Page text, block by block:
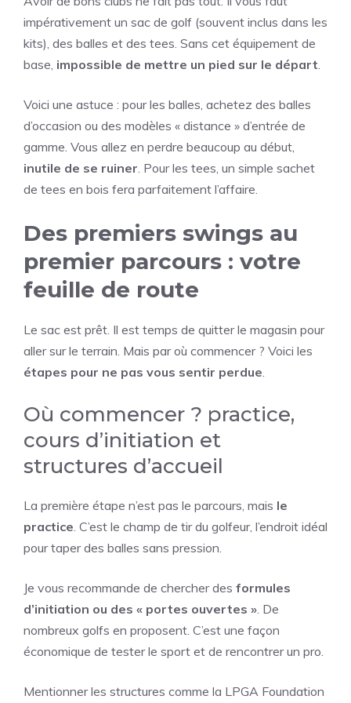
impérativement un sac de golf (souvent inclus dans les
kits), des balles et des tees. Sans cet équipement de
base, impossible de mettre un pied sur le départ
Voici une astuce : pour les balles, achetez des balles
d’occasion ou des modèles « distance » d’entrée de
gamme. Vous allez en perdre beaucoup au début,
inutile de se ruiner . Pour les tees, un simple sachet
de tees en bois fera parfaitement l’affaire.
Des premiers swings au
premier parcours : votre
feuille de route
Le sac est prêt. Il est temps de quitter le magasin pour
aller sur le terrain. Mais par où commencer ? Voici les
étapes pour ne pas vous sentir perdue
Où commencer ? practice,
cours d’initiation et
structures d’accueil
La première étape n’est pas le parcours, mais le
practice . C’est le champ de tir du golfeur, l’endroit idéal
pour taper des balles sans pression.
Je vous recommande de chercher des formules
d’initiation ou des « portes ouvertes » . De
nombreux golfs en proposent. C’est une façon
économique de tester le sport et de rencontrer un pro.
Mentionner les structures comme la LPGA Foundation